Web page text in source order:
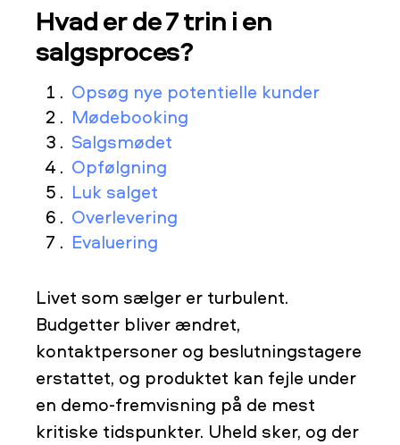
Hvad er de 7 trin i en
salgsproces?
Opsøg nye potentielle kunder
Mødebooking
Salgsmødet
Opfølgning
Luk salget
Overlevering
Evaluering
Livet som sælger er turbulent.
Budgetter bliver ændret,
kontaktpersoner og beslutningstagere
erstattet, og produktet kan fejle under
en demo-fremvisning på de mest
kritiske tidspunkter. Uheld sker, og der